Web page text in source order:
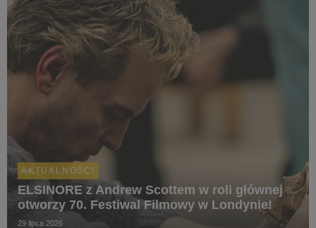
AKTUALNOŚCI
ELSINORE z Andrew Scottem w roli głównej
otworzy 70. Festiwal Filmowy w Londynie!
29 lipca 2026